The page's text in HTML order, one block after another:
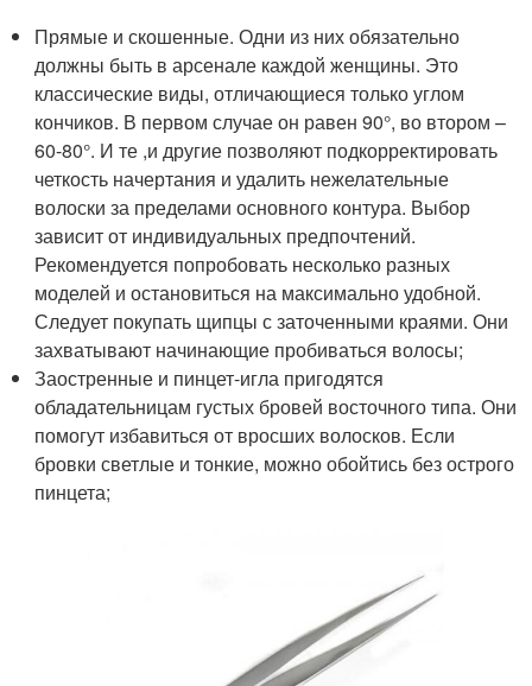
Прямые и скошенные. Одни из них обязательно
должны быть в арсенале каждой женщины. Это
классические виды, отличающиеся только углом
кончиков. В первом случае он равен 90°, во втором –
60-80°. И те ,и другие позволяют подкорректировать
четкость начертания и удалить нежелательные
волоски за пределами основного контура. Выбор
зависит от индивидуальных предпочтений.
Рекомендуется попробовать несколько разных
моделей и остановиться на максимально удобной.
Следует покупать щипцы с заточенными краями. Они
захватывают начинающие пробиваться волосы;
Заостренные и пинцет-игла пригодятся
обладательницам густых бровей восточного типа. Они
помогут избавиться от вросших волосков. Если
бровки светлые и тонкие, можно обойтись без острого
пинцета;